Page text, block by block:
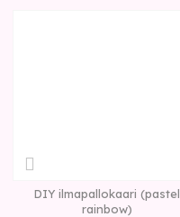
DIY ilmapallokaari (pastel
rainbow)